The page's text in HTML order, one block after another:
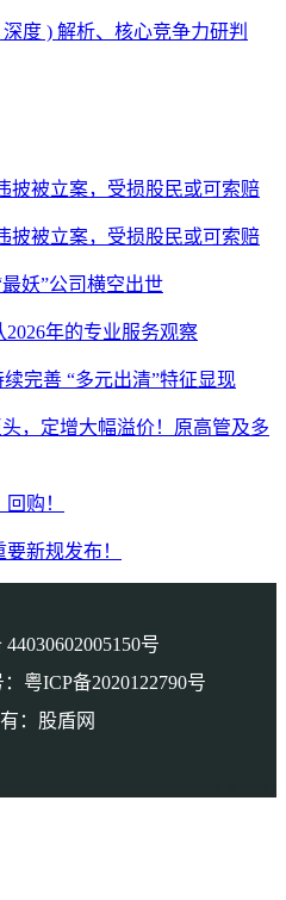
度 ) 解析、核心竞争力研判
披被立案，受损股民或可索赔
披被立案，受损股民或可索赔
妖”公司横空出世
年的专业服务观察
完善 “多元出清”特征显现
，定增大幅溢价！原高管及多
购！
新规发布！
号
粤ICP备2020122790号
：股盾网